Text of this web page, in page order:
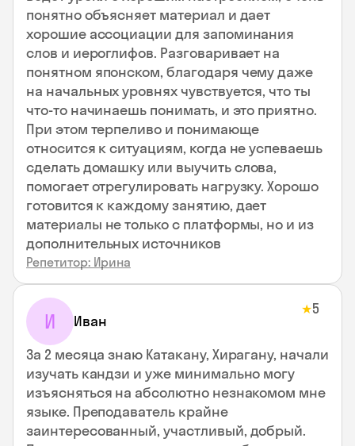
понятно объясняет материал и дает
хорошие ассоциации для запоминания
слов и иероглифов. Разговаривает на
понятном японском, благодаря чему даже
на начальных уровнях чувствуется, что ты
что-то начинаешь понимать, и это приятно.
При этом терпеливо и понимающе
относится к ситуациям, когда не успеваешь
сделать домашку или выучить слова,
помогает отрегулировать нагрузку. Хорошо
готовится к каждому занятию, дает
материалы не только с платформы, но и из
дополнительных источников
Репетитор: Ирина
И Иван
★5
За 2 месяца знаю Катакану, Хирагану, начали
изучать кандзи и уже минимально могу
изъясняться на абсолютно незнакомом мне
языке. Преподаватель крайне
заинтересованный, участливый, добрый.